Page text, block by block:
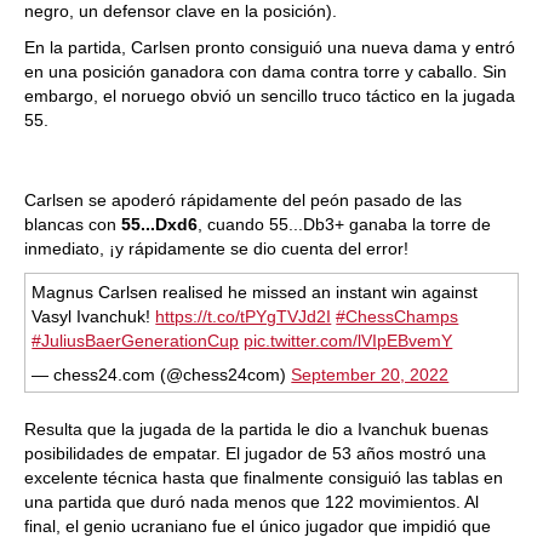
negro, un defensor clave en la posición).
En la partida, Carlsen pronto consiguió una nueva dama y entró
en una posición ganadora con dama contra torre y caballo. Sin
embargo, el noruego obvió un sencillo truco táctico en la jugada
55.
Carlsen se apoderó rápidamente del peón pasado de las
blancas con 55...Dxd6 , cuando 55...Db3+ ganaba la torre de
inmediato, ¡y rápidamente se dio cuenta del error!
Magnus Carlsen realised he missed an instant win against
Vasyl Ivanchuk! https://t.co/tPYgTVJd2I #ChessChamps
#JuliusBaerGenerationCup pic.twitter.com/lVIpEBvemY
— chess24.com (@chess24com)September 20, 2022
Resulta que la jugada de la partida le dio a Ivanchuk buenas
posibilidades de empatar. El jugador de 53 años mostró una
excelente técnica hasta que finalmente consiguió las tablas en
una partida que duró nada menos que 122 movimientos. Al
final, el genio ucraniano fue el único jugador que impidió que